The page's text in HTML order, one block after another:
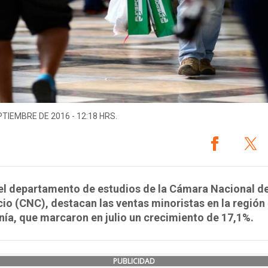
DE 2016 - 12:18 HRS.
departamento de estudios de la Cámara Nacional
(CNC), destacan las ventas minoristas en la región
que marcaron en julio un crecimiento de 17,1%.
PUBLICIDAD